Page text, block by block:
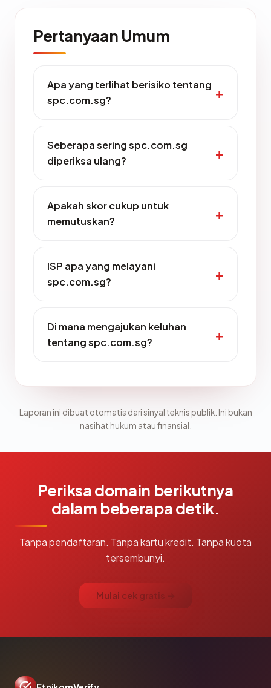
Pertanyaan Umum
Apa yang terlihat berisiko tentang
spc.com.sg?
Seberapa sering spc.com.sg
diperiksa ulang?
Apakah skor cukup untuk
memutuskan?
ISP apa yang melayani
spc.com.sg?
Di mana mengajukan keluhan
tentang spc.com.sg?
Laporan ini dibuat otomatis dari sinyal teknis publik. Ini bukan
nasihat hukum atau finansial.
Periksa domain berikutnya
dalam beberapa detik.
Tanpa pendaftaran. Tanpa kartu kredit. Tanpa kuota
tersembunyi.
Mulai cek gratis →